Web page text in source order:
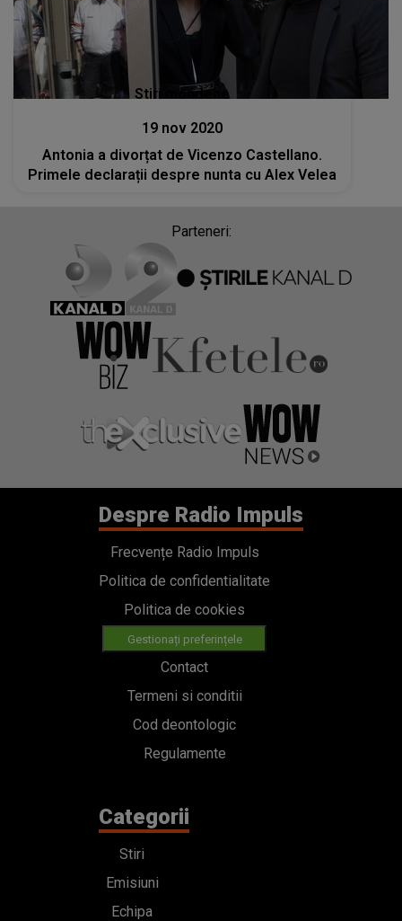
Stiri mondene
19 nov 2020
Antonia a divorțat de Vicenzo Castellano.
Primele declarații despre nunta cu Alex Velea
Parteneri:
Despre Radio Impuls
Frecvențe Radio Impuls
Politica de confidentialitate
Politica de cookies
Gestionați preferințele
Contact
Termeni si conditii
Cod deontologic
Regulamente
Categorii
Stiri
Emisiuni
Echipa